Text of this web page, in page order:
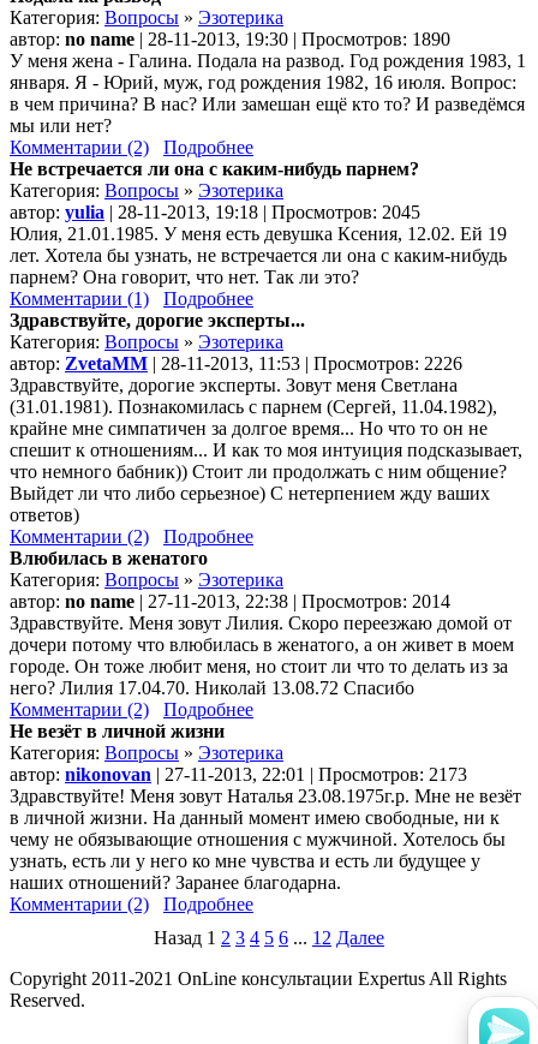
Категория: Вопросы » Эзотерика
автор: no name | 28-11-2013, 19:30 | Просмотров: 1890
У меня жена - Галина. Подала на развод. Год рождения 1983, 1
января. Я - Юрий, муж, год рождения 1982, 16 июля. Вопрос:
в чем причина? В нас? Или замешан ещё кто то? И разведёмся
мы или нет?
Комментарии (2)
Подробнее
Не встречается ли она с каким-нибудь парнем?
Категория: Вопросы » Эзотерика
автор: yulia | 28-11-2013, 19:18 | Просмотров: 2045
Юлия, 21.01.1985. У меня есть девушка Ксения, 12.02. Ей 19
лет. Хотела бы узнать, не встречается ли она с каким-нибудь
парнем? Она говорит, что нет. Так ли это?
Комментарии (1)
Подробнее
Здравствуйте, дорогие эксперты...
Категория: Вопросы » Эзотерика
автор: ZvetaMM | 28-11-2013, 11:53 | Просмотров: 2226
Здравствуйте, дорогие эксперты. Зовут меня Светлана
(31.01.1981). Познакомилась с парнем (Сергей, 11.04.1982),
крайне мне симпатичен за долгое время... Но что то он не
спешит к отношениям... И как то моя интуиция подсказывает,
что немного бабник)) Стоит ли продолжать с ним общение?
Выйдет ли что либо серьезное) С нетерпением жду ваших
ответов)
Комментарии (2)
Подробнее
Влюбилась в женатого
Категория: Вопросы » Эзотерика
автор: no name | 27-11-2013, 22:38 | Просмотров: 2014
Здравствуйте. Меня зовут Лилия. Скоро переезжаю домой от
дочери потому что влюбилась в женатого, а он живет в моем
городе. Он тоже любит меня, но стоит ли что то делать из за
него? Лилия 17.04.70. Николай 13.08.72 Спасибо
Комментарии (2)
Подробнее
Не везёт в личной жизни
Категория: Вопросы » Эзотерика
автор: nikonovan | 27-11-2013, 22:01 | Просмотров: 2173
Здравствуйте! Меня зовут Наталья 23.08.1975г.р. Мне не везёт
в личной жизни. На данный момент имею свободные, ни к
чему не обязывающие отношения с мужчиной. Хотелось бы
узнать, есть ли у него ко мне чувства и есть ли будущее у
наших отношений? Заранее благодарна.
Комментарии (2)
Подробнее
Назад 1 2 3 4 5 6 ... 12 Далее
Copyright 2011-2021 OnLine консультации Expertus All Rights
Reserved.